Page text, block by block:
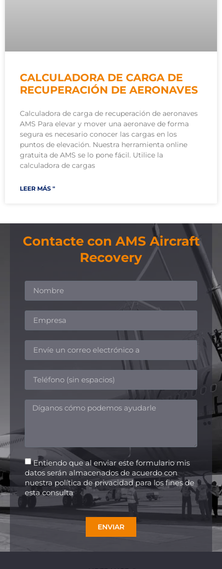
CALCULADORA DE CARGA DE
RECUPERACIÓN DE AERONAVES
Calculadora de carga de recuperación de aeronaves
AMS Para elevar y mover una aeronave de forma
segura es necesario conocer las cargas en los
puntos de elevación. Nuestra herramienta online
gratuita de AMS se lo pone fácil. Utilice la
calculadora de cargas
LEER MÁS "
Contacte con AMS Aircraft
Recovery
Entiendo que al enviar este formulario mis
datos serán almacenados de acuerdo con
nuestra política de privacidad para los fines de
esta consulta
ENVIAR